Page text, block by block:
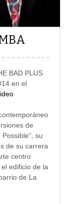
BAD PLUS
en el
de
su
de su carrera
centro
edificio de la
de La